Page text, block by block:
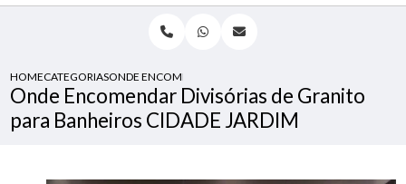
HOMECATEGORIASONDE ENCOMENDAR DIVISÓRIAS DE GRANITO PARA
Onde Encomendar Divisórias de Granito
para Banheiros CIDADE JARDIM